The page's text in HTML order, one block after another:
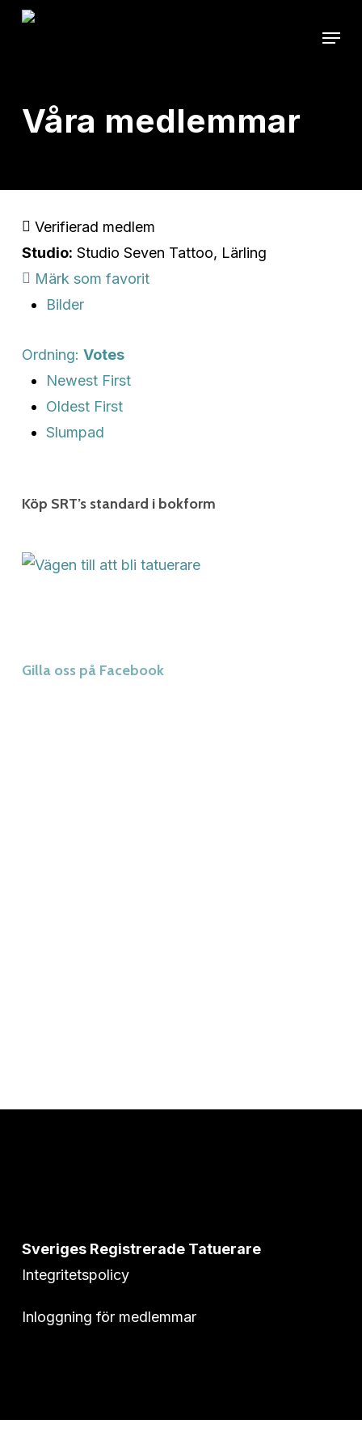
Skip
Menu
Våra medlemmar
Verifierad medlem
Studio: Studio Seven Tattoo, Lärling
Märk som favorit
Bilder
Ordning: Votes
Newest First
Oldest First
Slumpad
Köp SRT’s standard i bokform
Gilla oss på Facebook
Sveriges Registrerade Tatuerare
Integritetspolicy
Inloggning för medlemmar